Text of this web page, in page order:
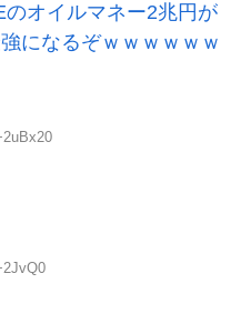
のオイルマネー2兆円が
になるぞｗｗｗｗｗｗ